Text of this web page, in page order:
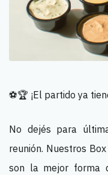
⚽🏆 ¡El partido ya
No dejés para
reunión. Nuestros
son la mejor forma